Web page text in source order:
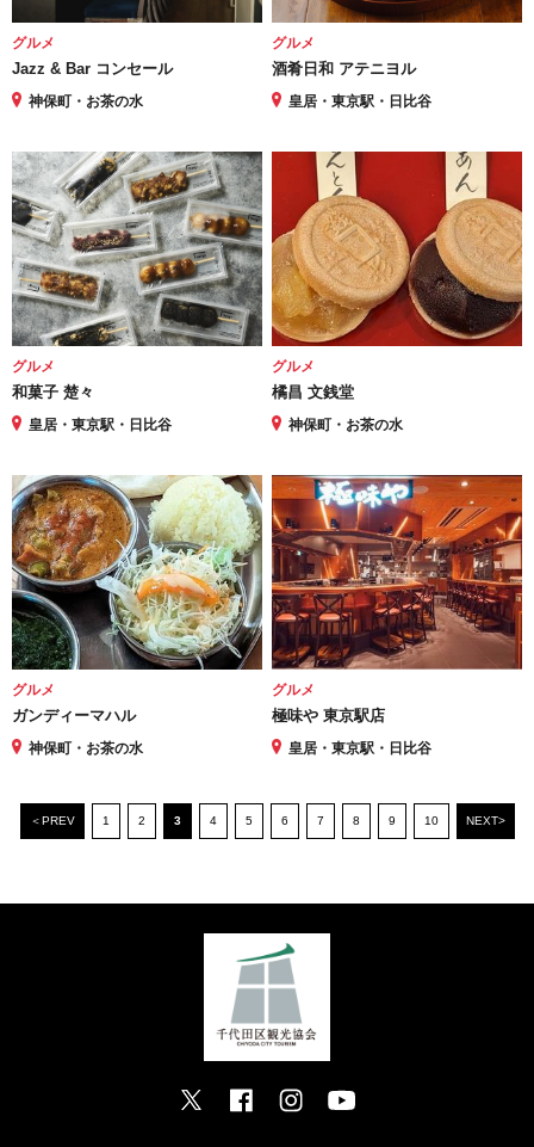
グルメ
Jazz & Bar コンセール
神保町・お茶の水
グルメ
酒肴日和 アテニヨル
皇居・東京駅・日比谷
グルメ
和菓子 楚々
皇居・東京駅・日比谷
グルメ
橘昌 文銭堂
神保町・お茶の水
グルメ
ガンディーマハル
神保町・お茶の水
グルメ
極味や 東京駅店
皇居・東京駅・日比谷
＜PREV 1 2 3 4 5 6 7 8 9 10 NEXT>